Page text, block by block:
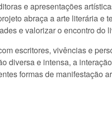
e apresentações
abraça a arte literária e
e valorizar o encontro do
escritores, vivências e
diversa e intensa, a
formas de manifestação